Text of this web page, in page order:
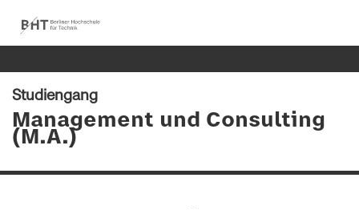
Studiengang
Management und Consulting
(M.A.)